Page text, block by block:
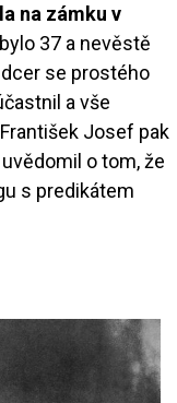
na zámku v
37 a nevěstě
se prostého
a vše
Josef pak
o tom, že
s predikátem